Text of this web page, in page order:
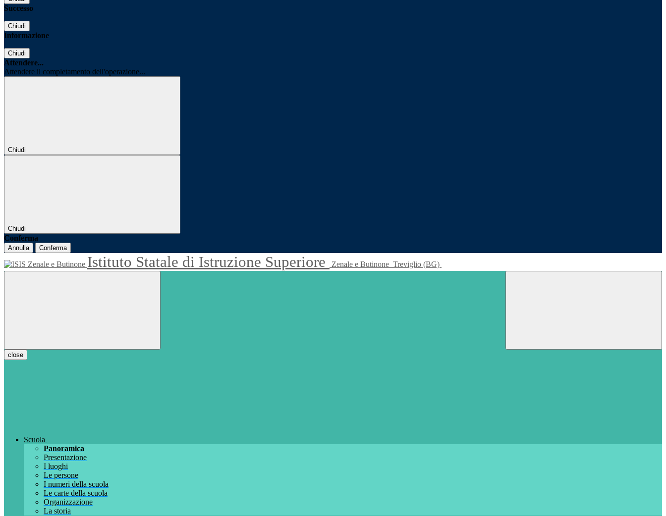
Successo
Chiudi
Informazione
Chiudi
Attendere...
Attendere il completamento dell'operazione...
Chiudi
Chiudi
Conferma
Annulla Conferma
Istituto Statale di Istruzione Superiore Zenale e Butinone Treviglio (BG)
close
Scuola
Panoramica
Presentazione
I luoghi
Le persone
I numeri della scuola
Le carte della scuola
Organizzazione
La storia